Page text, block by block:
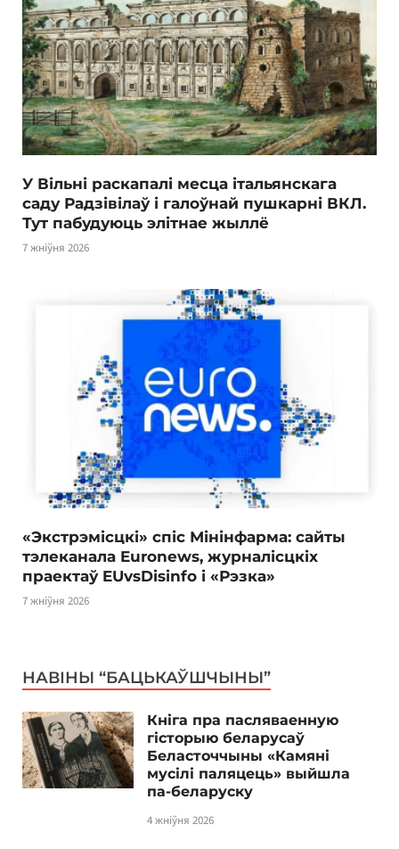
У Вільні раскапалі месца італьянскага
саду Радзівілаў і галоўнай пушкарні ВКЛ.
Тут пабудуюць элітнае жыллё
7 жніўня 2026
«Экстрэмісцкі» спіс Мінінфарма: сайты
тэлеканала Euronews, журналісцкіх
праектаў EUvsDisinfo і «Рэзка»
7 жніўня 2026
НАВІНЫ “БАЦЬКАЎШЧЫНЫ”
Кніга пра пасляваенную
гісторыю беларусаў
Беласточчыны «Камяні
мусілі паляцець» выйшла
па-беларуску
4 жніўня 2026